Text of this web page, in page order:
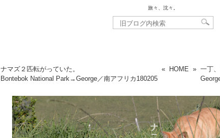
旅々、沈々。
ナマズ２匹転がっていた。
Bontebok National Park→George／南アフリカ 180205
« HOME » 一丁